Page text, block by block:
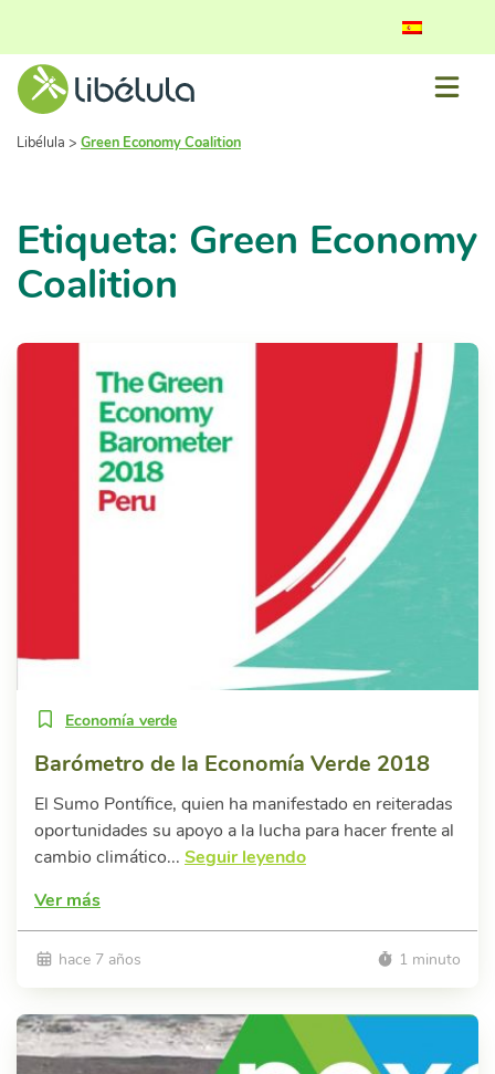
Libélula > Green Economy Coalition
Etiqueta: Green Economy
Coalition
Economía verde
Barómetro de la Economía Verde 2018
El Sumo Pontífice, quien ha manifestado en reiteradas
oportunidades su apoyo a la lucha para hacer frente al
cambio climático... Seguir leyendo
Ver más
hace 7 años 1 minuto